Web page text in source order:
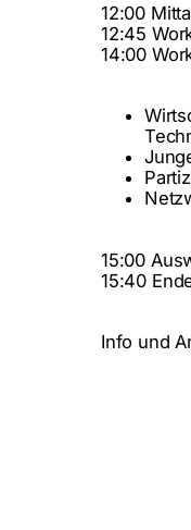
12:00
12:45
14:00
15:00
15:40
Info und